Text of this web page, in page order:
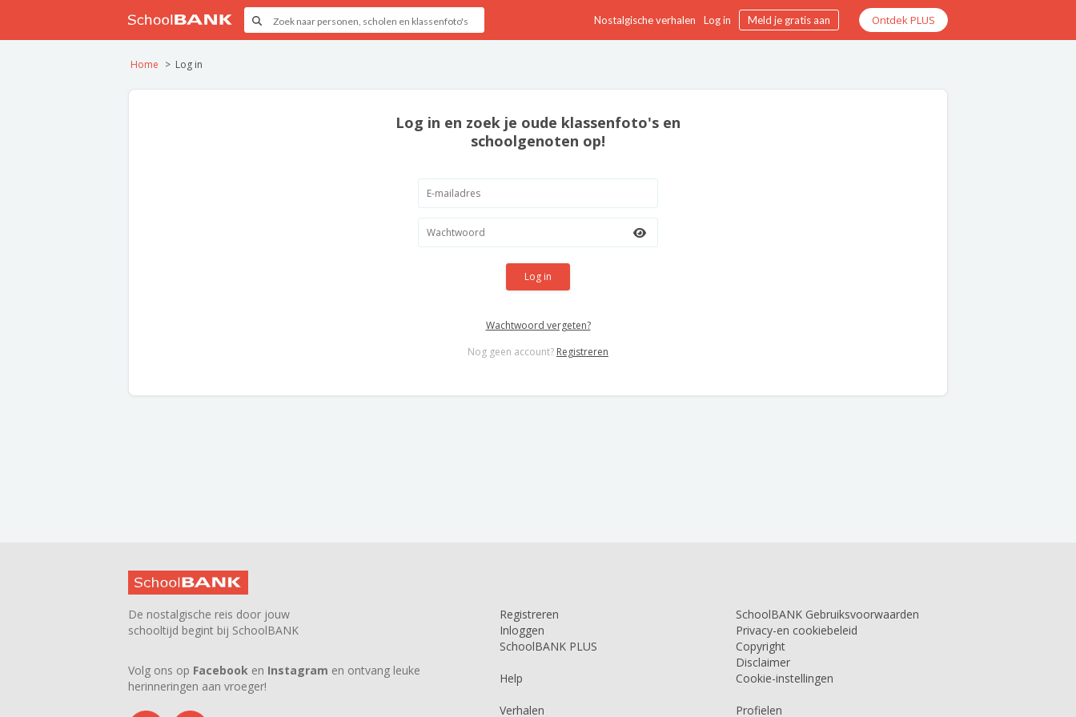
Nostalgische verhalen Log in Meld je gratis aan Ontdek PLUS
Home Log in
Log in en zoek je oude klassenfoto's en
schoolgenoten op!
Log in
Wachtwoord vergeten?
Nog geen account? Registreren
De nostalgische reis door jouw
schooltijd begint bij SchoolBANK
Volg ons op Facebook en Instagram en ontvang leuke
herinneringen aan vroeger!
Registreren
Inloggen
SchoolBANK PLUS
Help
Verhalen
SchoolBANK Gebruiksvoorwaarden
Privacy-en cookiebeleid
Copyright
Disclaimer
Cookie-instellingen
Profielen